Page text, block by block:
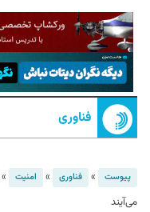
فناوری
پیوست » فناوری » امنیت »
می‌آیند